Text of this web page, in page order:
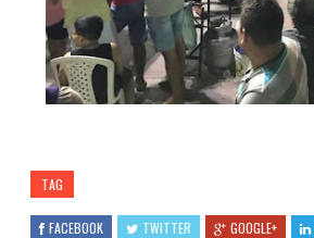
TAG
FACEBOOK TWITTER GOOGLE+